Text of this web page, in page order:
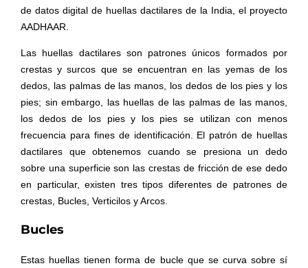
de datos digital de huellas dactilares de la India, el proyecto
AADHAAR.
Las huellas dactilares son patrones únicos formados por
crestas y surcos que se encuentran en las yemas de los
dedos, las palmas de las manos, los dedos de los pies y los
pies; sin embargo, las huellas de las palmas de las manos,
los dedos de los pies y los pies se utilizan con menos
frecuencia para fines de identificación. El patrón de huellas
dactilares que obtenemos cuando se presiona un dedo
sobre una superficie son las crestas de fricción de ese dedo
en particular, existen tres tipos diferentes de patrones de
crestas, Bucles, Verticilos y Arcos.
Bucles
Estas huellas tienen forma de bucle que se curva sobre sí